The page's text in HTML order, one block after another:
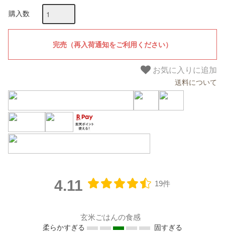
購入数
お気に入りに追加
送料について
4.11 19件
玄米ごはんの食感
柔らかすぎる 固すぎる